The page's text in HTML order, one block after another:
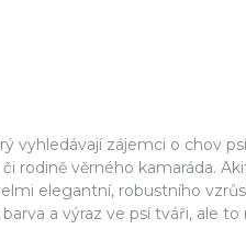
vyhledávají zájemci o chov
rodině věrného kamaráda.
elegantní, robustního
a výraz ve psí tváři, ale to